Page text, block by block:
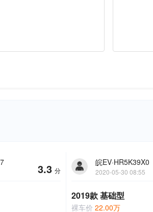
3.3 分
皖EV·HR5K39X0
2020-05-30 08:55
2019款 基础型
裸车价 22.00万